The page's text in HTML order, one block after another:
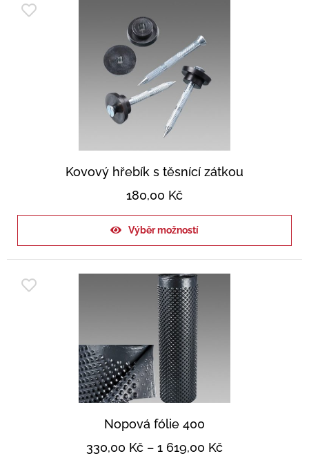
Kovový hřebík s těsnící zátkou
180,00 Kč
Výběr možností
Nopová fólie 400
330,00 Kč – 1 619,00 Kč